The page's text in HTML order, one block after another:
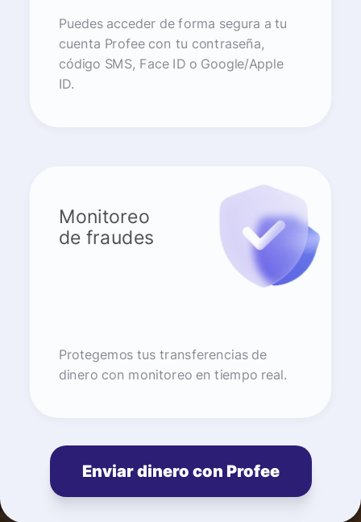
Puedes acceder de forma segura a tu
cuenta Profee con tu contraseña,
código SMS, Face ID o Google/Apple
ID.
Monitoreo
de fraudes
Protegemos tus transferencias de
dinero con monitoreo en tiempo real.
Enviar dinero con Profee